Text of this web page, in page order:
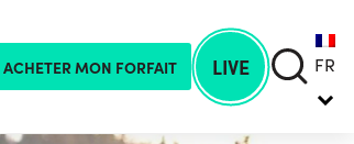
ACHETER MON FORFAIT LIVE FR